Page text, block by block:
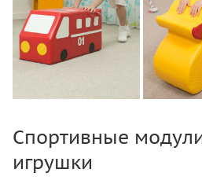
Спортивные
игрушки